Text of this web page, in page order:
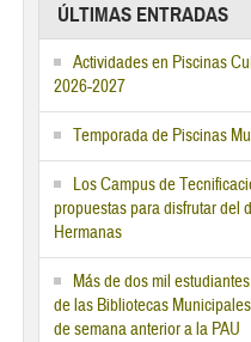
ÚLTIMAS ENTRADAS
Actividades en Piscinas
2026-2027
Temporada de Piscinas
Los Campus de
propuestas para disfrutar del
Hermanas
Más de dos mil
de las Bibliotecas
de semana anterior a la PAU